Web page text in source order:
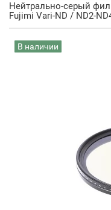
Нейтрально-серый
Fujimi Vari-ND / ND2-
В наличии